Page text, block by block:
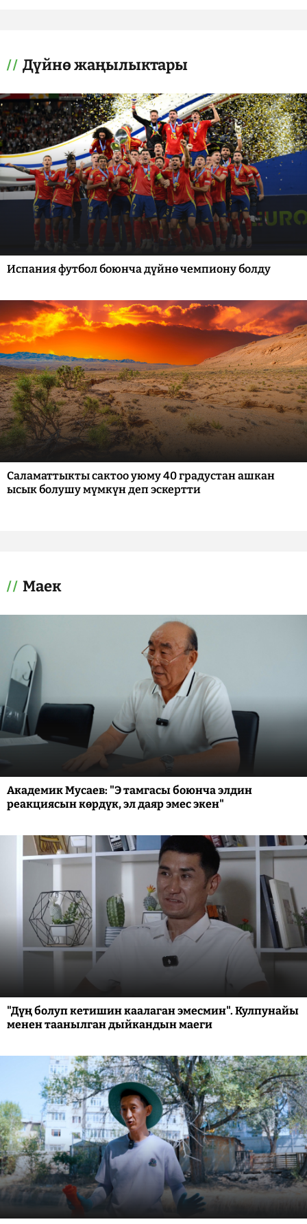
Дүйнө жаңылыктары
Испания футбол боюнча дүйнө чемпиону болду
Саламаттыкты сактоо уюму 40 градустан ашкан
ысык болушу мүмкүн деп эскертти
Маек
Академик Мусаев: "Э тамгасы боюнча элдин
реакциясын көрдүк, эл даяр эмес экен"
"Дүң болуп кетишин каалаган эмесмин". Кулпунайы
менен таанылган дыйкандын маеги